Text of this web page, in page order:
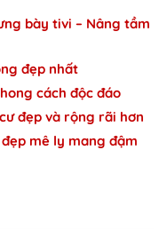
bày tivi – Nâng tầm
đẹp nhất
cách độc đáo
đẹp và rộng rãi hơn
mê ly mang đậm